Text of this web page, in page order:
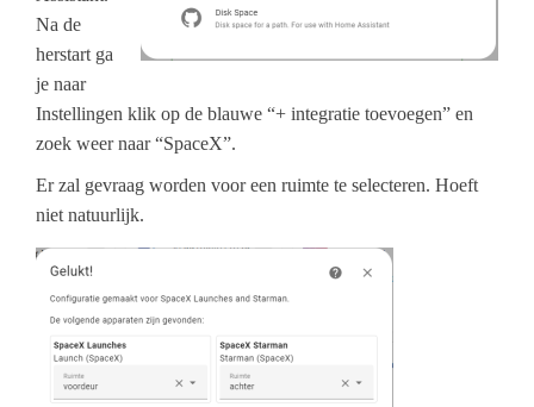
Na de
herstart ga
je naar
Instellingen klik op de blauwe “+ integratie toevoegen” en
zoek weer naar “SpaceX”.
Er zal gevraag worden voor een ruimte te selecteren. Hoeft
niet natuurlijk.